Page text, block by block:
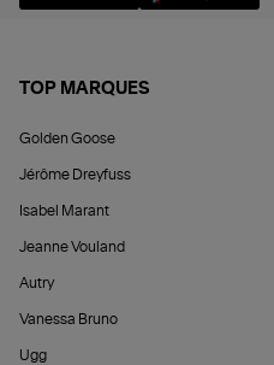
TOP MARQUES
Golden Goose
Jérôme Dreyfuss
Isabel Marant
Jeanne Vouland
Autry
Vanessa Bruno
Ugg